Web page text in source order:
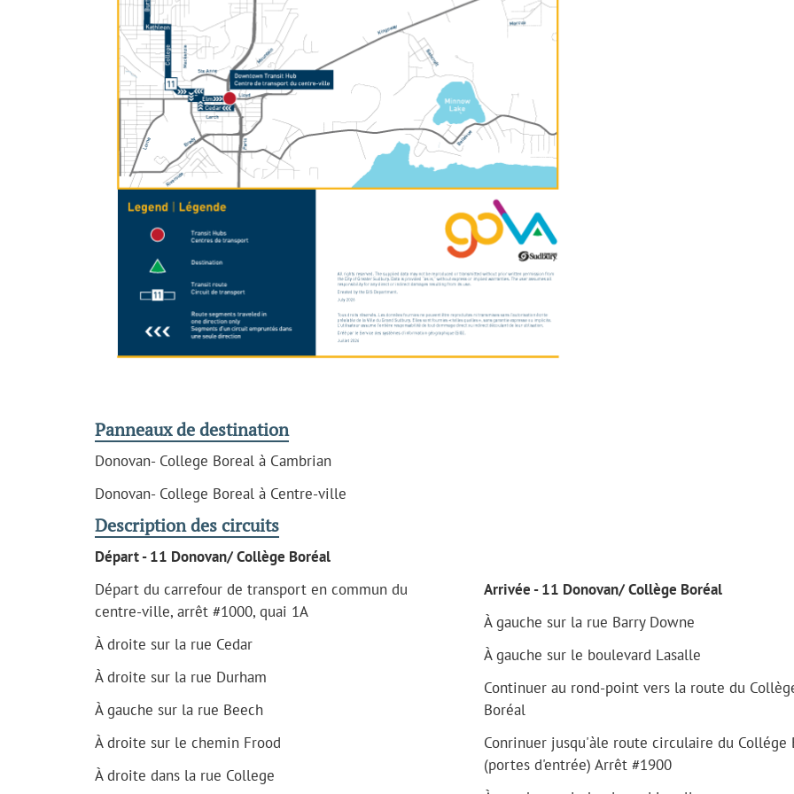
Panneaux de destination
Donovan- College Boreal à Cambrian
Donovan- College Boreal à Centre-ville
Description des circuits
Départ - 11 Donovan/ Collège Boréal
Départ du carrefour de transport en commun du
centre-ville, arrêt #1000, quai 1A
À droite sur la rue Cedar
À droite sur la rue Durham
À gauche sur la rue Beech
À droite sur le chemin Frood
À droite dans la rue College
Arrivée - 11 Donovan/ Collège Boréal
À gauche sur la rue Barry Downe
À gauche sur le boulevard Lasalle
Continuer au rond-point vers la route du
Boréal
Conrinuer jusqu'àle route circulaire du Collége
(portes d'entrée) Arrêt #1900